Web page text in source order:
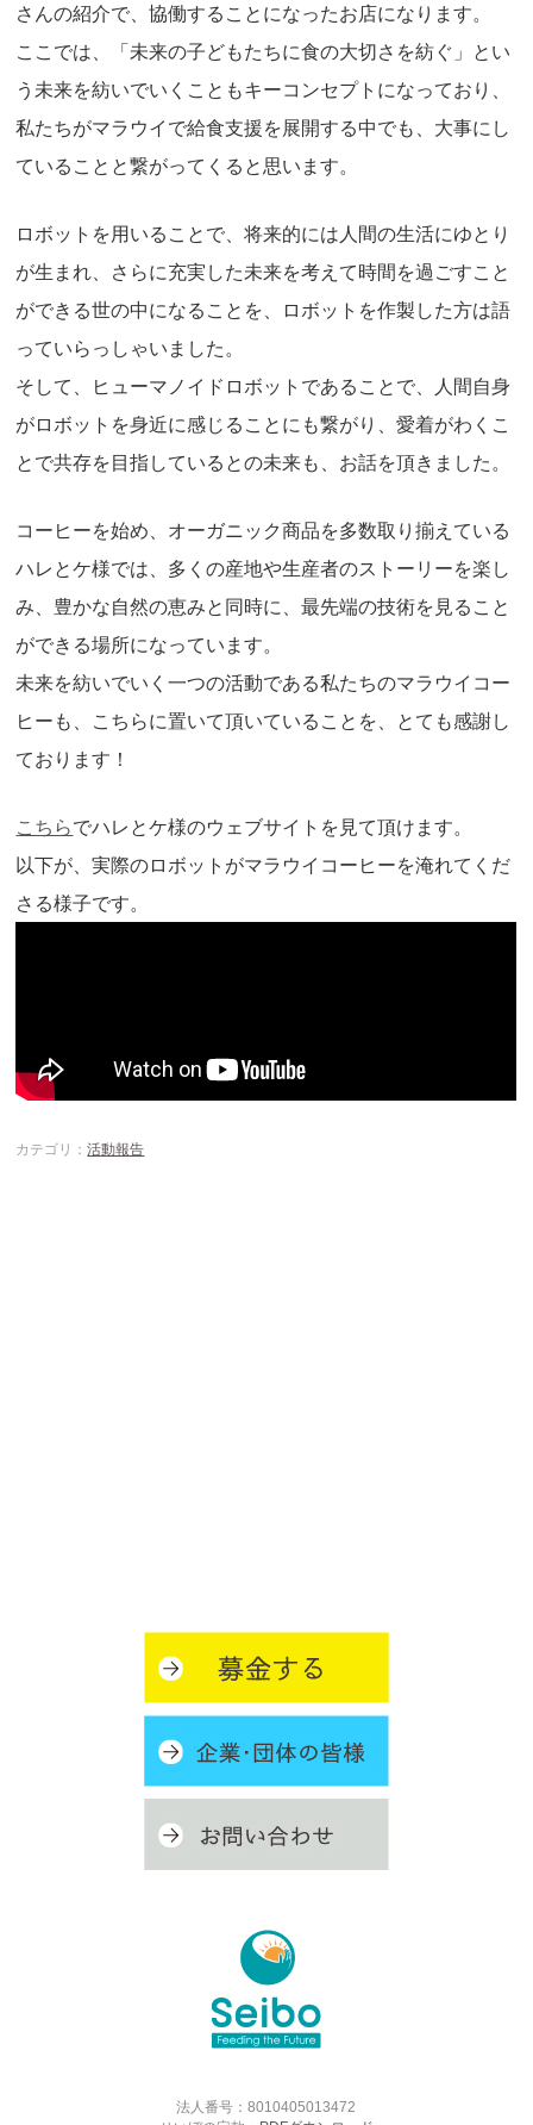
さんの紹介で、協働することになったお店になります。
ここでは、「未来の子どもたちに食の大切さを紡ぐ」とい
う未来を紡いでいくこともキーコンセプトになっており、
私たちがマラウイで給食支援を展開する中でも、大事にし
ていることと繋がってくると思います。
ロボットを用いることで、将来的には人間の生活にゆとり
が生まれ、さらに充実した未来を考えて時間を過ごすこと
ができる世の中になることを、ロボットを作製した方は語
っていらっしゃいました。
そして、ヒューマノイドロボットであることで、人間自身
がロボットを身近に感じることにも繋がり、愛着がわくこ
とで共存を目指しているとの未来も、お話を頂きました。
コーヒーを始め、オーガニック商品を多数取り揃えている
ハレとケ様では、多くの産地や生産者のストーリーを楽し
み、豊かな自然の恵みと同時に、最先端の技術を見ること
ができる場所になっています。
未来を紡いでいく一つの活動である私たちのマラウイコー
ヒーも、こちらに置いて頂いていることを、とても感謝し
ております！
こちらでハレとケ様のウェブサイトを見て頂けます。
以下が、実際のロボットがマラウイコーヒーを淹れてくだ
さる様子です。
カテゴリ：活動報告
法人番号：8010405013472